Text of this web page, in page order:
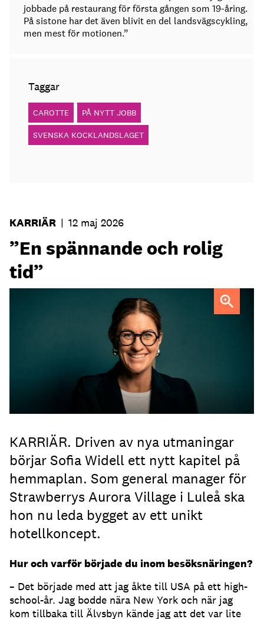
jobbade på restaurang för första gången som 19-åring.
På sistone har det även blivit en del landsvägscykling,
men mest för motionen.”
Taggar
CAROTTE PÅ NYTT JOBB
SVENSKA KOCKLANDSLAGET
KARRIÄR | 12 maj 2026
”En spännande och rolig
tid”
FOTO: Johanna Fond
KARRIÄR. Driven av nya utmaningar
börjar Sofia Widell ett nytt kapitel på
hemmaplan. Som general manager för
Strawberrys Aurora Village i Luleå ska
hon nu leda bygget av ett unikt
hotellkoncept.
Hur och varför började du inom besöksnäringen?
– Det började med att jag åkte till USA på ett high-
school-år. Jag bodde nära New York och när jag
kom tillbaka till Älvsbyn kände jag att det var lite